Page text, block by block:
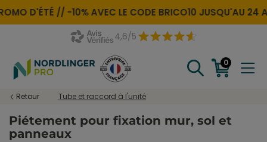
D'ÉTÉ //-10% AVEC LE CODEBRICO10JUSQU'AU 24
4,6/5
0
Retour Tube et raccord à l'unité
Piétement pour fixation mur, sol et
panneaux